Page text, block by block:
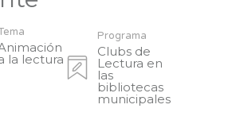
la lectura
Programa
Clubs de
Lectura en
las
bibliotecas
municipales